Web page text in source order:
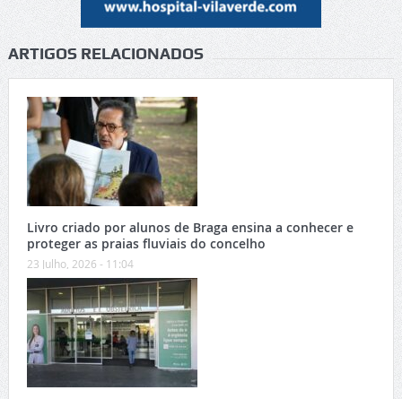
ARTIGOS RELACIONADOS
Livro criado por alunos de Braga ensina a conhecer e
proteger as praias fluviais do concelho
23 Julho, 2026 - 11:04